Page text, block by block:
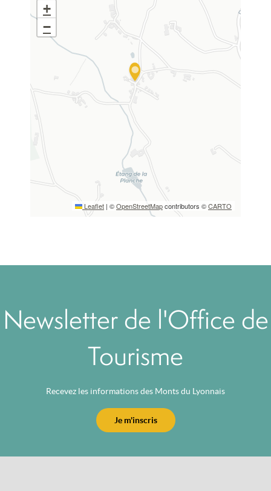
+
−
Leaflet | ©OpenStreetMapcontributors ©CARTO
Newsletter de l'Office de
Tourisme
Recevez les informations des Monts du Lyonnais
Je m'inscris